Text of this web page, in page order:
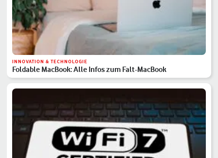
INNOVATION & TECHNOLOGIE
Foldable MacBook: Alle Infos zum Falt-MacBook